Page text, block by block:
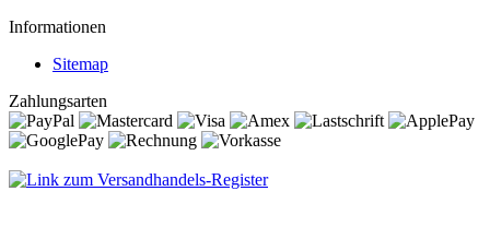
Informationen
Sitemap
Zahlungsarten